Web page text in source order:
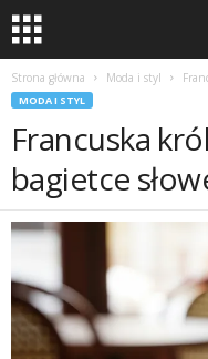
Strona główna Moda i styl
MODA I STYL
Francuska
bagietce